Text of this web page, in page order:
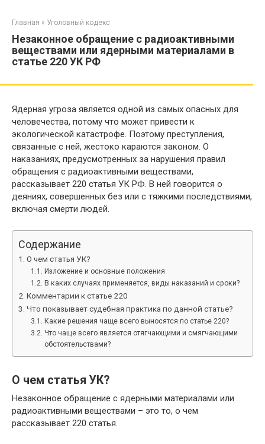
Главная » Уголовный кодекс
Незаконное обращение с радиоактивными
веществами или ядерными материалами в
статье 220 УК РФ
Ядерная угроза является одной из самых опасных для
человечества, потому что может привести к
экологической катастрофе. Поэтому преступления,
связанные с ней, жестоко караются законом. О
наказаниях, предусмотренных за нарушения правил
обращения с радиоактивными веществами,
рассказывает 220 статья УК РФ. В ней говорится о
деяниях, совершенных без или с тяжкими последствиями,
включая смерти людей.
Содержание
О чем статья УК?
Изложение и основные положения
В каких случаях применяется, виды наказаний и сроки?
Комментарии к статье 220
Что показывает судебная практика по данной статье?
Какие решения чаще всего выносятся по статье 220?
Что чаще всего является отягчающими и смягчающими
обстоятельствами?
О чем статья УК?
Незаконное обращение с ядерными материалами или
радиоактивными веществами – это то, о чем
рассказывает 220 статья.